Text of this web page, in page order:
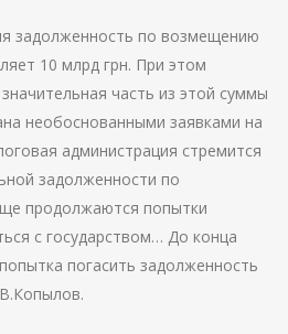
задолженность по возмещению
10 млрд грн. При этом
часть из этой суммы
необоснованными заявками на
администрация стремится
задолженности по
продолжаются попытки
с государством… До конца
погасить задолженность